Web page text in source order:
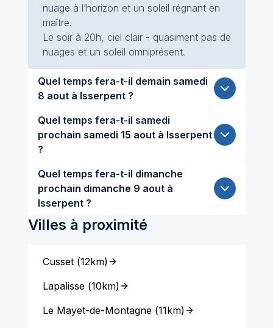
nuage à l’horizon et un soleil régnant en
maître.
Le soir à 20h, ciel clair - quasiment pas de
nuages et un soleil omniprésent.
Quel temps fera-t-il demain samedi
8 aout à Isserpent ?
Quel temps fera-t-il samedi
prochain samedi 15 aout à Isserpent
?
Quel temps fera-t-il dimanche
prochain dimanche 9 aout à
Isserpent ?
Villes à proximité
Cusset(12km)
Lapalisse(10km)
Le Mayet-de-Montagne(11km)